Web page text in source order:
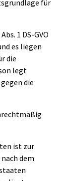
für
1 DS-GVO
es liegen
die
legt
die
ist zur
dem